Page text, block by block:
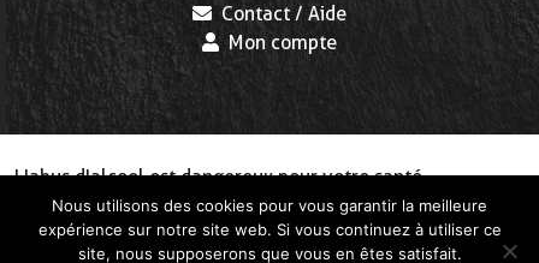
Contact / Aide
Mon compte
L'abus d'alcool est dangereux pour votre santé,
consommez avec modération
Nous utilisons des cookies pour vous garantir la meilleure
expérience sur notre site web. Si vous continuez à utiliser ce
site, nous supposerons que vous en êtes satisfait.